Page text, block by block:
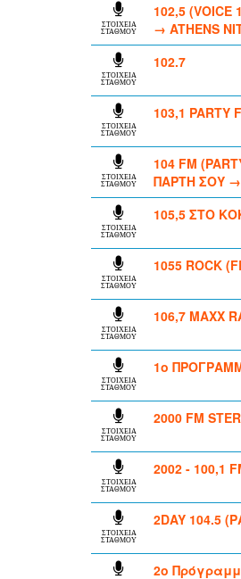
ΣΤΟΙΧΕΙΑ
ΣΤΑΘΜΟΥ
102,5 (VOICE
→ ATHENS
ΣΤΟΙΧΕΙΑ
ΣΤΑΘΜΟΥ
102.7
ΣΤΟΙΧΕΙΑ
ΣΤΑΘΜΟΥ
103,1 PARTY
ΣΤΟΙΧΕΙΑ
ΣΤΑΘΜΟΥ
104 FM
ΠΑΡΤΗ ΣΟΥ →
ΣΤΟΙΧΕΙΑ
ΣΤΑΘΜΟΥ
105,5 ΣΤΟ
ΣΤΟΙΧΕΙΑ
ΣΤΑΘΜΟΥ
1055 ROCK
ΣΤΟΙΧΕΙΑ
ΣΤΑΘΜΟΥ
106,7 MAXX
ΣΤΟΙΧΕΙΑ
ΣΤΑΘΜΟΥ
1ο
ΣΤΟΙΧΕΙΑ
ΣΤΑΘΜΟΥ
2000 FM
ΣΤΟΙΧΕΙΑ
ΣΤΑΘΜΟΥ
2002 - 100,1
ΣΤΟΙΧΕΙΑ
ΣΤΑΘΜΟΥ
2DAY 104.5
2ο